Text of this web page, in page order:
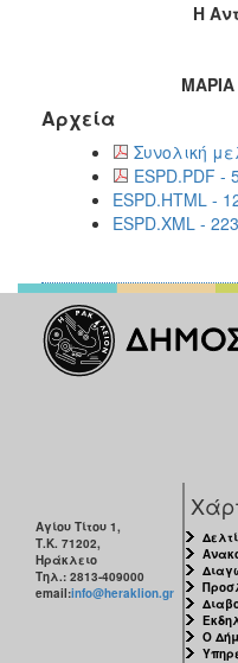
Η
Αρχεία
Συνολική
ESPD.PDF -
ESPD.HTML -
ESPD.XML -
Αγίου Τίτου 1,
Τ.Κ. 71202,
Ηράκλειο
Τηλ.: 2813-409000
email:info@heraklion.gr
Ο